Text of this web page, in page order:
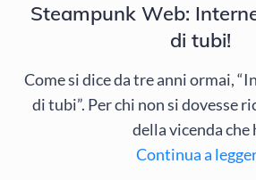
Steampunk Web:
di tubi!
Come si dice da tre anni ormai,
di tubi”. Per chi non si dovesse
della vicenda che
Continua a